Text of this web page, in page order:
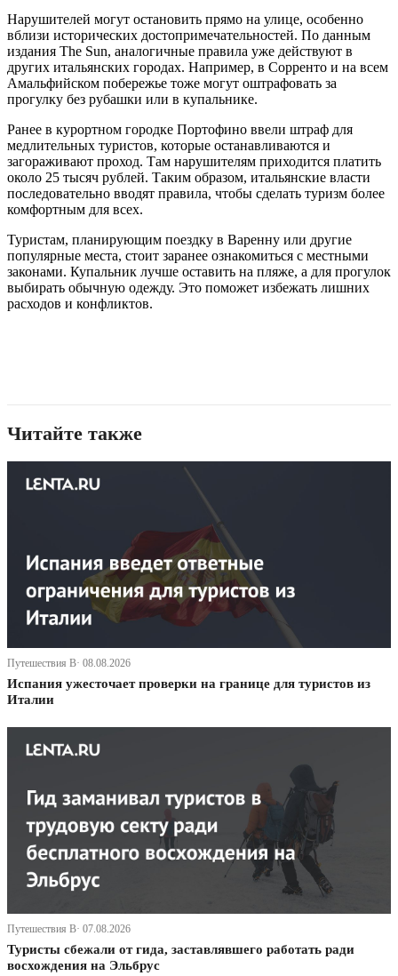
Нарушителей могут остановить прямо на улице, особенно
вблизи исторических достопримечательностей. По данным
издания The Sun, аналогичные правила уже действуют в
других итальянских городах. Например, в Сорренто и на всем
Амальфийском побережье тоже могут оштрафовать за
прогулку без рубашки или в купальнике.
Ранее в курортном городке Портофино ввели штраф для
медлительных туристов, которые останавливаются и
загораживают проход. Там нарушителям приходится платить
около 25 тысяч рублей. Таким образом, итальянские власти
последовательно вводят правила, чтобы сделать туризм более
комфортным для всех.
Туристам, планирующим поездку в Варенну или другие
популярные места, стоит заранее ознакомиться с местными
законами. Купальник лучше оставить на пляже, а для прогулок
выбирать обычную одежду. Это поможет избежать лишних
расходов и конфликтов.
Читайте также
Путешествия В· 08.08.2026
Испания ужесточает проверки на границе для туристов из
Италии
Путешествия В· 07.08.2026
Туристы сбежали от гида, заставлявшего работать ради
восхождения на Эльбрус